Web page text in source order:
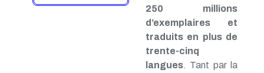
250 millions
d’exemplaires et
traduits en plus de
trente-cinq
langues. Tant par la